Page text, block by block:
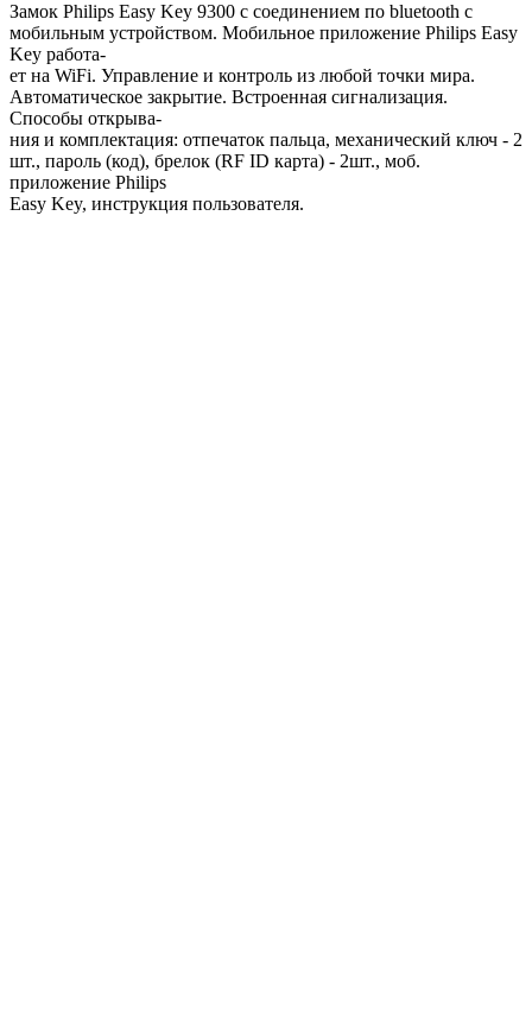
Замок Philips Easy Key 9300 с соединением по bluetooth с
мобильным устройством. Мобильное приложение Philips Easy
Key работа-
ет на WiFi. Управление и контроль из любой точки мира.
Автоматическое закрытие. Встроенная сигнализация.
Способы открыва-
ния и комплектация: отпечаток пальца, механический ключ - 2
шт., пароль (код), брелок (RF ID карта) - 2шт., моб.
приложение Philips
Easy Key, инструкция пользователя.